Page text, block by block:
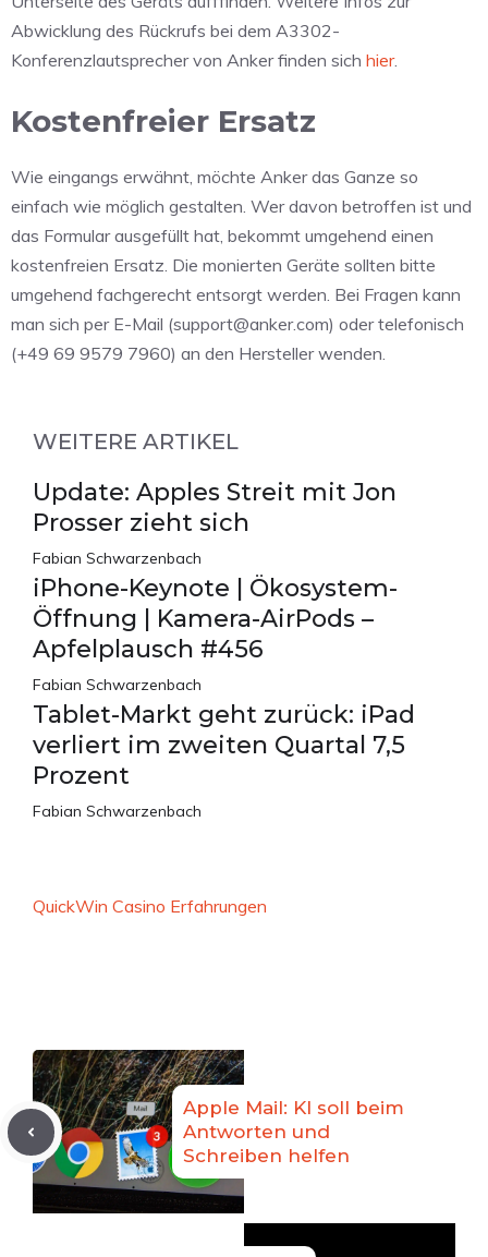
Abwicklung des Rückrufs bei dem A3302-
Konferenzlautsprecher von Anker finden sich hier.
Kostenfreier Ersatz
Wie eingangs erwähnt, möchte Anker das Ganze so
einfach wie möglich gestalten. Wer davon betroffen ist und
das Formular ausgefüllt hat, bekommt umgehend einen
kostenfreien Ersatz. Die monierten Geräte sollten bitte
umgehend fachgerecht entsorgt werden. Bei Fragen kann
man sich per E-Mail (support@anker.com) oder telefonisch
(+49 69 9579 7960) an den Hersteller wenden.
WEITERE ARTIKEL
Update: Apples Streit mit Jon
Prosser zieht sich
Fabian Schwarzenbach
iPhone-Keynote | Ökosystem-
Öffnung | Kamera-AirPods –
Apfelplausch #456
Fabian Schwarzenbach
Tablet-Markt geht zurück: iPad
verliert im zweiten Quartal 7,5
Prozent
Fabian Schwarzenbach
QuickWin Casino Erfahrungen
Apple Mail: KI soll beim
Antworten und
Schreiben helfen